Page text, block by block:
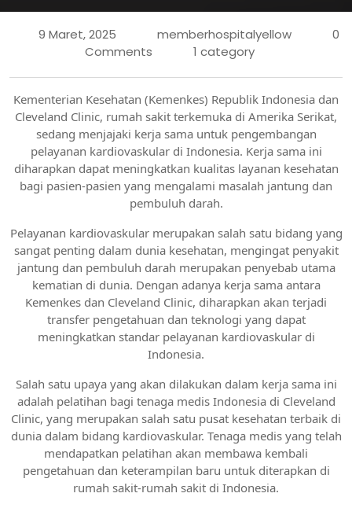
9 Maret, 2025 memberhospitalyellow
0
Comments
1 category
Kementerian Kesehatan (Kemenkes) Republik Indonesia dan
Cleveland Clinic, rumah sakit terkemuka di Amerika Serikat,
sedang menjajaki kerja sama untuk pengembangan
pelayanan kardiovaskular di Indonesia. Kerja sama ini
diharapkan dapat meningkatkan kualitas layanan kesehatan
bagi pasien-pasien yang mengalami masalah jantung dan
pembuluh darah.
Pelayanan kardiovaskular merupakan salah satu bidang yang
sangat penting dalam dunia kesehatan, mengingat penyakit
jantung dan pembuluh darah merupakan penyebab utama
kematian di dunia. Dengan adanya kerja sama antara
Kemenkes dan Cleveland Clinic, diharapkan akan terjadi
transfer pengetahuan dan teknologi yang dapat
meningkatkan standar pelayanan kardiovaskular di
Indonesia.
Salah satu upaya yang akan dilakukan dalam kerja sama ini
adalah pelatihan bagi tenaga medis Indonesia di Cleveland
Clinic, yang merupakan salah satu pusat kesehatan terbaik di
dunia dalam bidang kardiovaskular. Tenaga medis yang telah
mendapatkan pelatihan akan membawa kembali
pengetahuan dan keterampilan baru untuk diterapkan di
rumah sakit-rumah sakit di Indonesia.